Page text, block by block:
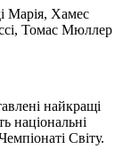
Марія, Хамес
Томас Мюллер
найкращі
національні
Світу.